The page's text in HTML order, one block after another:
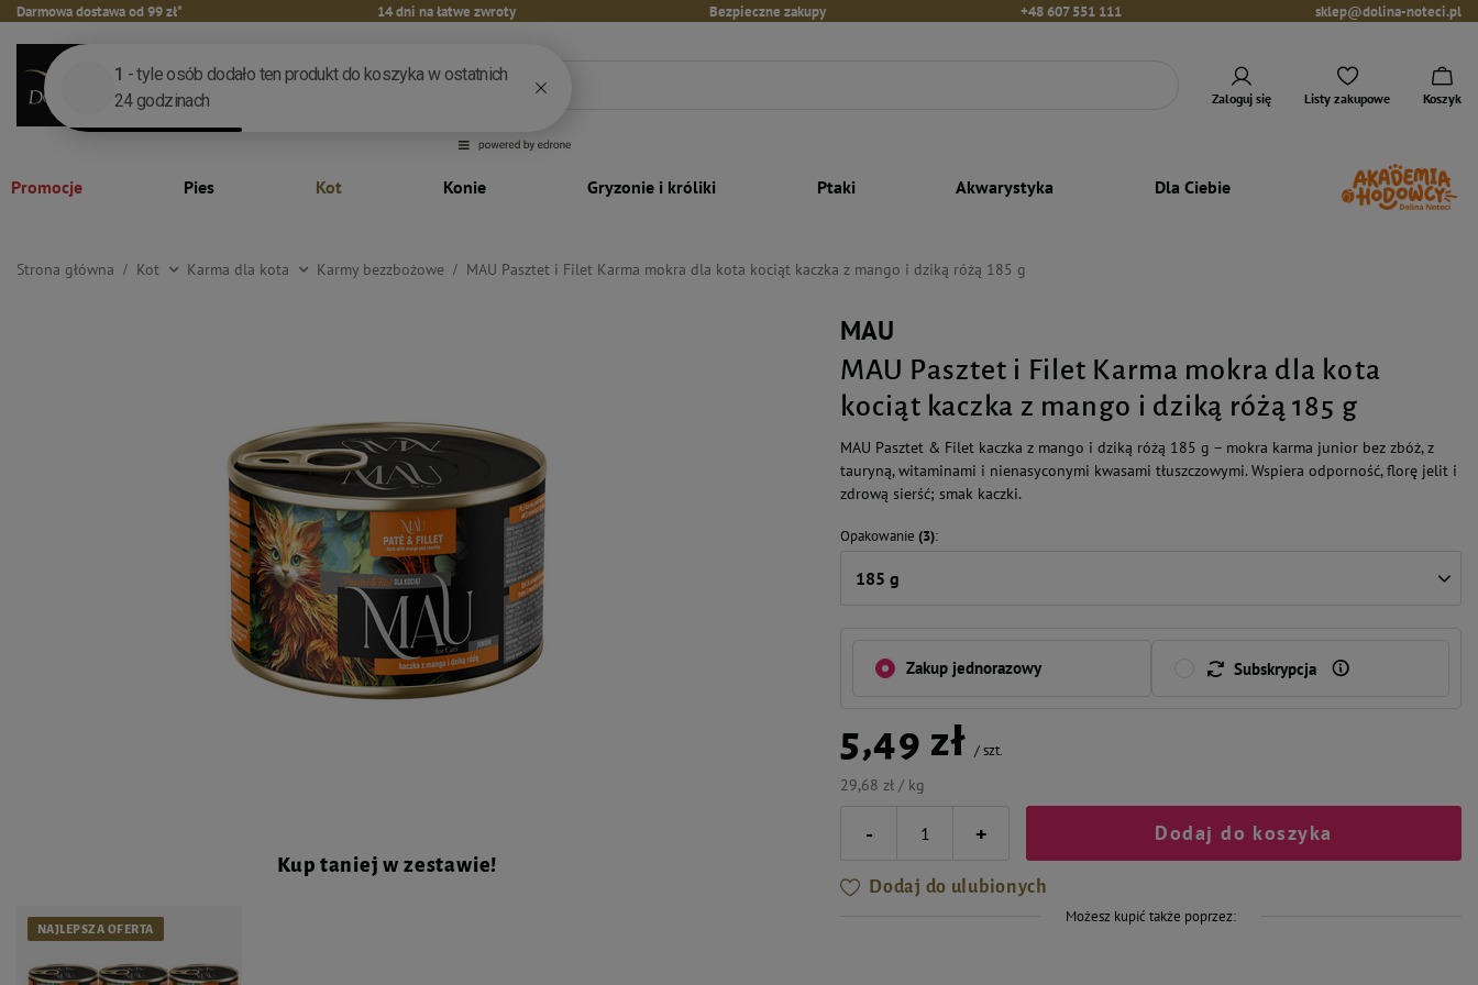
Darmowa dostawa od 99 zł* 14 dni na łatwe zwroty Bezpieczne zakupy +48 607 551 111 sklep@dolina-noteci.pl
Zaloguj się Listy zakupowe Koszyk
Promocje Pies Kot Konie Gryzonie i króliki Ptaki Akwarystyka Dla Ciebie
Strona główna Kot Karma dla kota Karmy bezzbożowe MAU Pasztet i Filet Karma mokra dla kota kociąt kaczka z mango i dziką różą 185 g
MAU
MAU Pasztet i Filet Karma mokra dla kota
kociąt kaczka z mango i dziką różą 185 g
MAU Pasztet & Filet kaczka z mango i dziką różą 185 g – mokra karma junior bez zbóż, z
tauryną, witaminami i nienasyconymi kwasami tłuszczowymi. Wspiera odporność, florę jelit i
zdrową sierść; smak kaczki.
Opakowanie (3)
185 g
Zakup jednorazowy Subskrypcja
5,49 zł /szt.
29,68 zł / kg
- + Dodaj do koszyka
Dodaj do ulubionych
Możesz kupić także poprzez:
Kup taniej w zestawie!
NAJLEPSZA OFERTA